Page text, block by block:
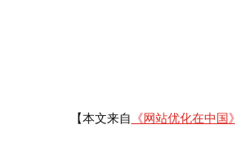
【本文来自 《网站优化在中国》